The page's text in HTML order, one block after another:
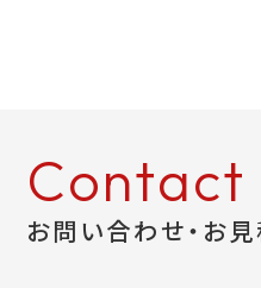
Contact
お問い合わせ・お見